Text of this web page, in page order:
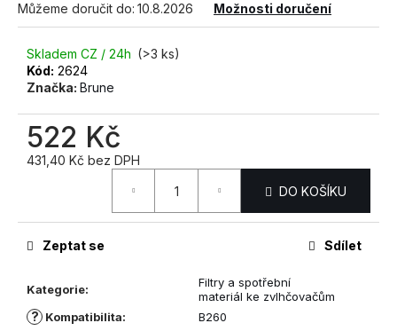
Můžeme doručit do: 10.8.2026 Možnosti doručení
Skladem CZ / 24h (>3 ks)
Kód: 2624
Značka: Brune
522 Kč
431,40 Kč bez DPH
DO KOŠÍKU
Kategorie:
Filtry a spotřební
materiál ke zvlhčovačům
? Kompatibilita: B260
Zeptat se Sdílet
u
č
u
e
m
e
PRŮMYSLOVÝ
DANTHERM
OKAMŽITÝ
⟲